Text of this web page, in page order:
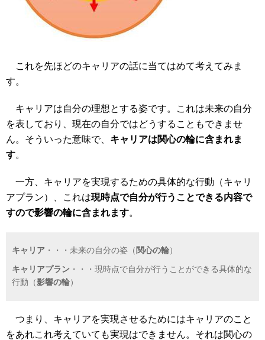
これを先ほどのキャリアの話に当てはめて考えてみま
す。
キャリアは自分の理想とする姿です。これは未来の自分
を表しており、現在の自分ではどうすることもできませ
ん。そういった意味で、 キャリアは関心の輪に含まれま
す。
一方、キャリアを実現するための具体的な行動（キャリ
アプラン）、これは現時点で自分が行うことできる内容で
すので影響の輪に含まれます。
キャリア ・・・未来の自分の姿（ 関心の輪）
キャリアプラン ・・・現時点で自分が行うことができる具体的な
行動（影響の輪）
つまり、キャリアを実現させるためにはキャリアのこと
をあれこれ考えていても実現はできません。それは関心の